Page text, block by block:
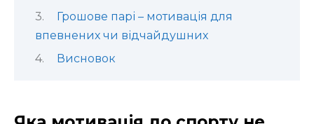
Грошове парі – мотивація для
впевнених чи відчайдушних
Висновок